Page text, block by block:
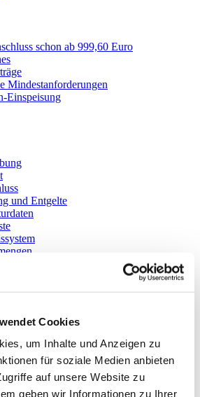
Cookies
um Inhalte und Anzeigen zu
für soziale Medien anbieten
auf unsere Website zu
geben wir Informationen zu Ihrer
schon ab 999,60 Euro
Mindestanforderungen
Einspeisung
und Entgelte
und Entgelte